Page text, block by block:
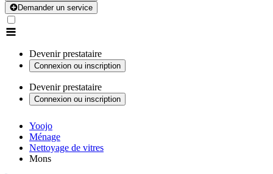
Demander un service
Devenir prestataire
Connexion ou inscription
Devenir prestataire
Connexion ou inscription
Yoojo
Ménage
Nettoyage de vitres
Mons